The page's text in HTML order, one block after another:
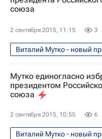
союза
2 сентября 2015, 11:15 3
Футбол
Спорт
Российский футбольный
Мутко единогласно
президентом
союза
2 сентября 2015, 10:55 6